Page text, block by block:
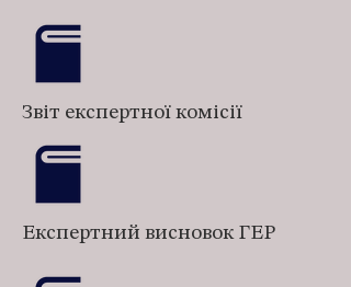
Звіт експертної комісії
Експертний висновок ГЕР